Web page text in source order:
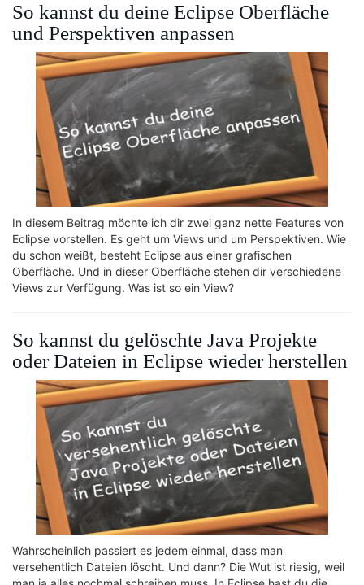
So kannst du deine Eclipse Oberfläche
und Perspektiven anpassen
In diesem Beitrag möchte ich dir zwei ganz nette Features von
Eclipse vorstellen. Es geht um Views und um Perspektiven. Wie
du schon weißt, besteht Eclipse aus einer grafischen
Oberfläche. Und in dieser Oberfläche stehen dir verschiedene
Views zur Verfügung. Was ist so ein View?
So kannst du gelöschte Java Projekte
oder Dateien in Eclipse wieder herstellen
Wahrscheinlich passiert es jedem einmal, dass man
versehentlich Dateien löscht. Und dann? Die Wut ist riesig, weil